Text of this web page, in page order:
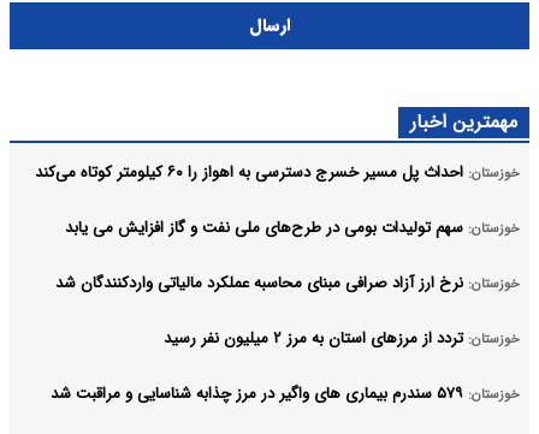
ارسال
مهمترین اخبار
خوزستان: احداث پل مسیر خسرج دسترسی به اهواز را ۶۰ کیلومتر کوتاه می‌کند
خوزستان: سهم تولیدات بومی در طرح‌های ملی نفت و گاز افزایش می یابد
خوزستان: نرخ ارز آزاد صرافی مبنای محاسبه عملکرد مالیاتی واردکنندگان شد
خوزستان: تردد از مرزهای استان به مرز ۲ میلیون نفر رسید
خوزستان: ۵۷۹ سندرم بیماری های واگیر در مرز چذابه شناسایی و مراقبت شد